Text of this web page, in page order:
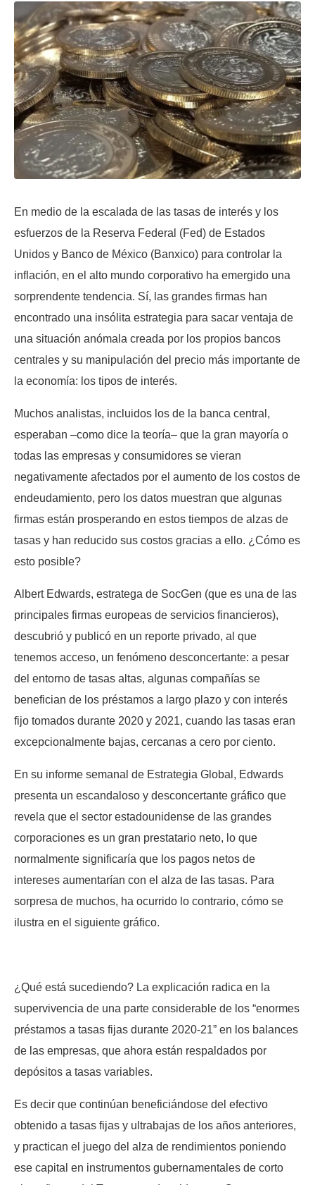
En medio de la escalada de las tasas de interés y los
esfuerzos de la Reserva Federal (Fed) de Estados
Unidos y Banco de México (Banxico) para controlar la
inflación, en el alto mundo corporativo ha emergido una
sorprendente tendencia. Sí, las grandes firmas han
encontrado una insólita estrategia para sacar ventaja de
una situación anómala creada por los propios bancos
centrales y su manipulación del precio más importante de
la economía: los tipos de interés.
Muchos analistas, incluidos los de la banca central,
esperaban –como dice la teoría– que la gran mayoría o
todas las empresas y consumidores se vieran
negativamente afectados por el aumento de los costos de
endeudamiento, pero los datos muestran que algunas
firmas están prosperando en estos tiempos de alzas de
tasas y han reducido sus costos gracias a ello. ¿Cómo es
esto posible?
Albert Edwards, estratega de SocGen (que es una de las
principales firmas europeas de servicios financieros),
descubrió y publicó en un reporte privado, al que
tenemos acceso, un fenómeno desconcertante: a pesar
del entorno de tasas altas, algunas compañías se
benefician de los préstamos a largo plazo y con interés
fijo tomados durante 2020 y 2021, cuando las tasas eran
excepcionalmente bajas, cercanas a cero por ciento.
En su informe semanal de Estrategia Global, Edwards
presenta un escandaloso y desconcertante gráfico que
revela que el sector estadounidense de las grandes
corporaciones es un gran prestatario neto, lo que
normalmente significaría que los pagos netos de
intereses aumentarían con el alza de las tasas. Para
sorpresa de muchos, ha ocurrido lo contrario, cómo se
ilustra en el siguiente gráfico.
¿Qué está sucediendo? La explicación radica en la
supervivencia de una parte considerable de los “enormes
préstamos a tasas fijas durante 2020-21” en los balances
de las empresas, que ahora están respaldados por
depósitos a tasas variables.
Es decir que continúan beneficiándose del efectivo
obtenido a tasas fijas y ultrabajas de los años anteriores,
y practican el juego del alza de rendimientos poniendo
ese capital en instrumentos gubernamentales de corto